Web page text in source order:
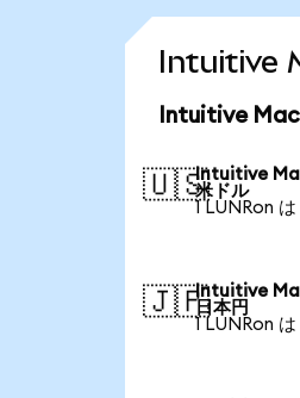
Intuitive
Intuitive
🇺🇸Intuitive
米ドル
1 LUNRon
🇯🇵Intuitive
日本円
1 LUNRon